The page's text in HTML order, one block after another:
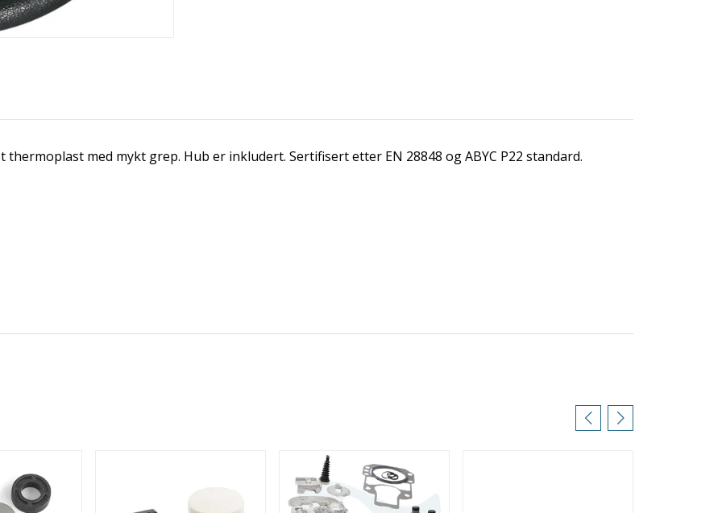
med mykt grep. Hub er inkludert. Sertifisert etter EN 28848 og ABYC P22 standard.